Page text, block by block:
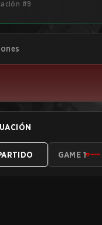
#9
GAME 1